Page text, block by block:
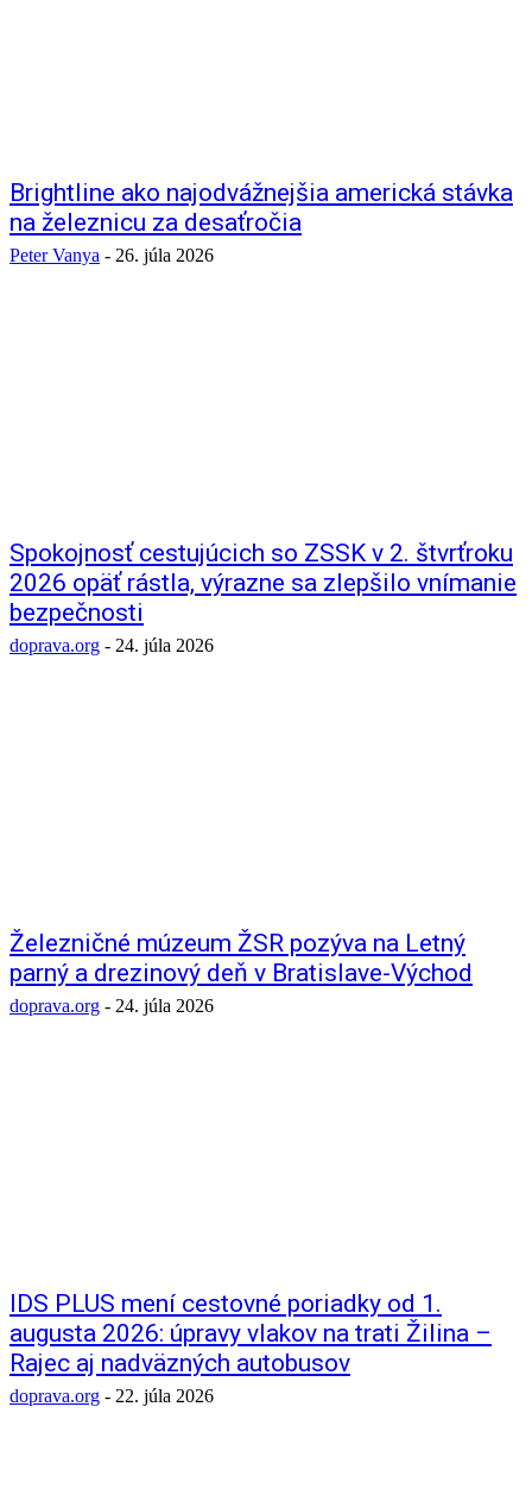
Brightline ako najodvážnejšia americká stávka
na železnicu za desaťročia
Peter Vanya - 26. júla 2026
Spokojnosť cestujúcich so ZSSK v 2. štvrťroku
2026 opäť rástla, výrazne sa zlepšilo vnímanie
bezpečnosti
doprava.org - 24. júla 2026
Železničné múzeum ŽSR pozýva na Letný
parný a drezinový deň v Bratislave-Východ
doprava.org - 24. júla 2026
IDS PLUS mení cestovné poriadky od 1.
augusta 2026: úpravy vlakov na trati Žilina –
Rajec aj nadväzných autobusov
doprava.org - 22. júla 2026